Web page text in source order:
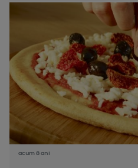
acum 8 ani